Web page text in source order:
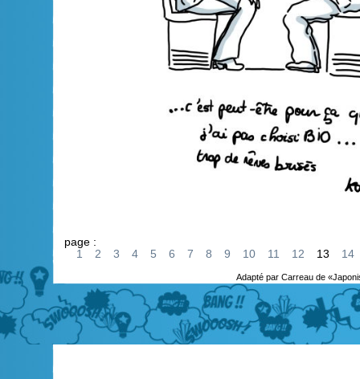
page :
1
2 3 4 5 6 7 8 9 10 11 12 13 14
Adapté par Carreau de